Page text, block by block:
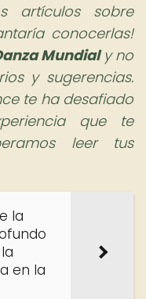
artículos sobre
conocerlas!
Mundialy no
y sugerencias.
te ha desafiado
que te
leer tus
la
en la